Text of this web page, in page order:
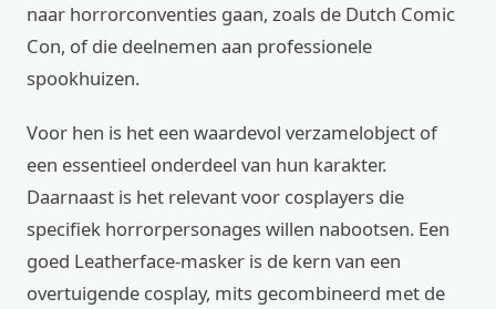
naar horrorconventies gaan, zoals de Dutch Comic
Con, of die deelnemen aan professionele
spookhuizen.
Voor hen is het een waardevol verzamelobject of
een essentieel onderdeel van hun karakter.
Daarnaast is het relevant voor cosplayers die
specifiek horrorpersonages willen nabootsen. Een
goed Leatherface-masker is de kern van een
overtuigende cosplay, mits gecombineerd met de